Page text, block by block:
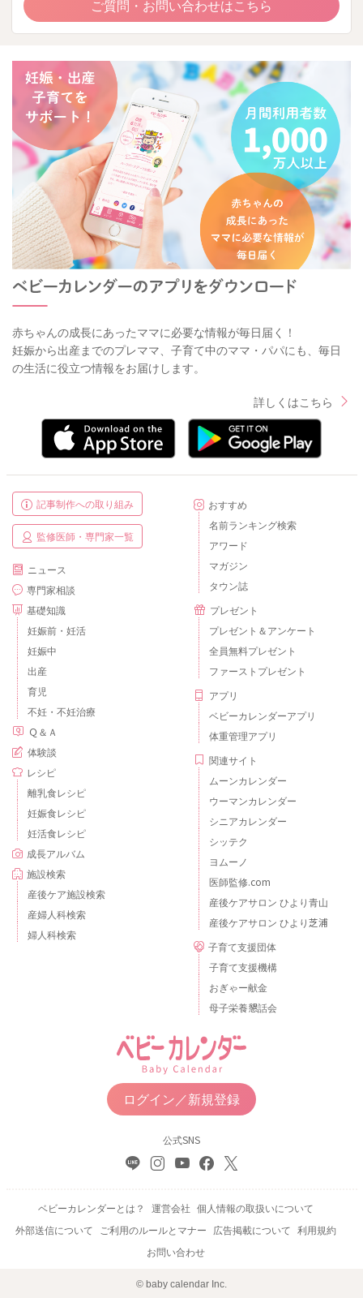
ご質問・お問い合わせはこちら
赤ちゃんの成長にあったママに必要な情報が毎日届く！
妊娠から出産までのプレママ、子育て中のママ・パパにも、毎日
の生活に役立つ情報をお届けします。
詳しくはこちら
記事制作への取り組み
監修医師・専門家一覧
ニュース
専門家相談
基礎知識
妊娠前・妊活
妊娠中
出産
育児
不妊・不妊治療
Ｑ＆Ａ
体験談
レシピ
離乳食レシピ
妊娠食レシピ
妊活食レシピ
成長アルバム
施設検索
産後ケア施設検索
産婦人科検索
婦人科検索
おすすめ
名前ランキング検索
アワード
マガジン
タウン誌
プレゼント
プレゼント＆アンケート
全員無料プレゼント
ファーストプレゼント
アプリ
ベビーカレンダーアプリ
体重管理アプリ
関連サイト
ムーンカレンダー
ウーマンカレンダー
シニアカレンダー
シッテク
ヨムーノ
医師監修.com
産後ケアサロン ひより青山
産後ケアサロン ひより芝浦
子育て支援団体
子育て支援機構
おぎゃー献金
母子栄養懇話会
ログイン／新規登録
公式SNS
ベビーカレンダーとは？ 運営会社 個人情報の取扱いについて
外部送信について
ご利用のルールとマナー 広告掲載について 利用規約
お問い合わせ
© baby calendar Inc.